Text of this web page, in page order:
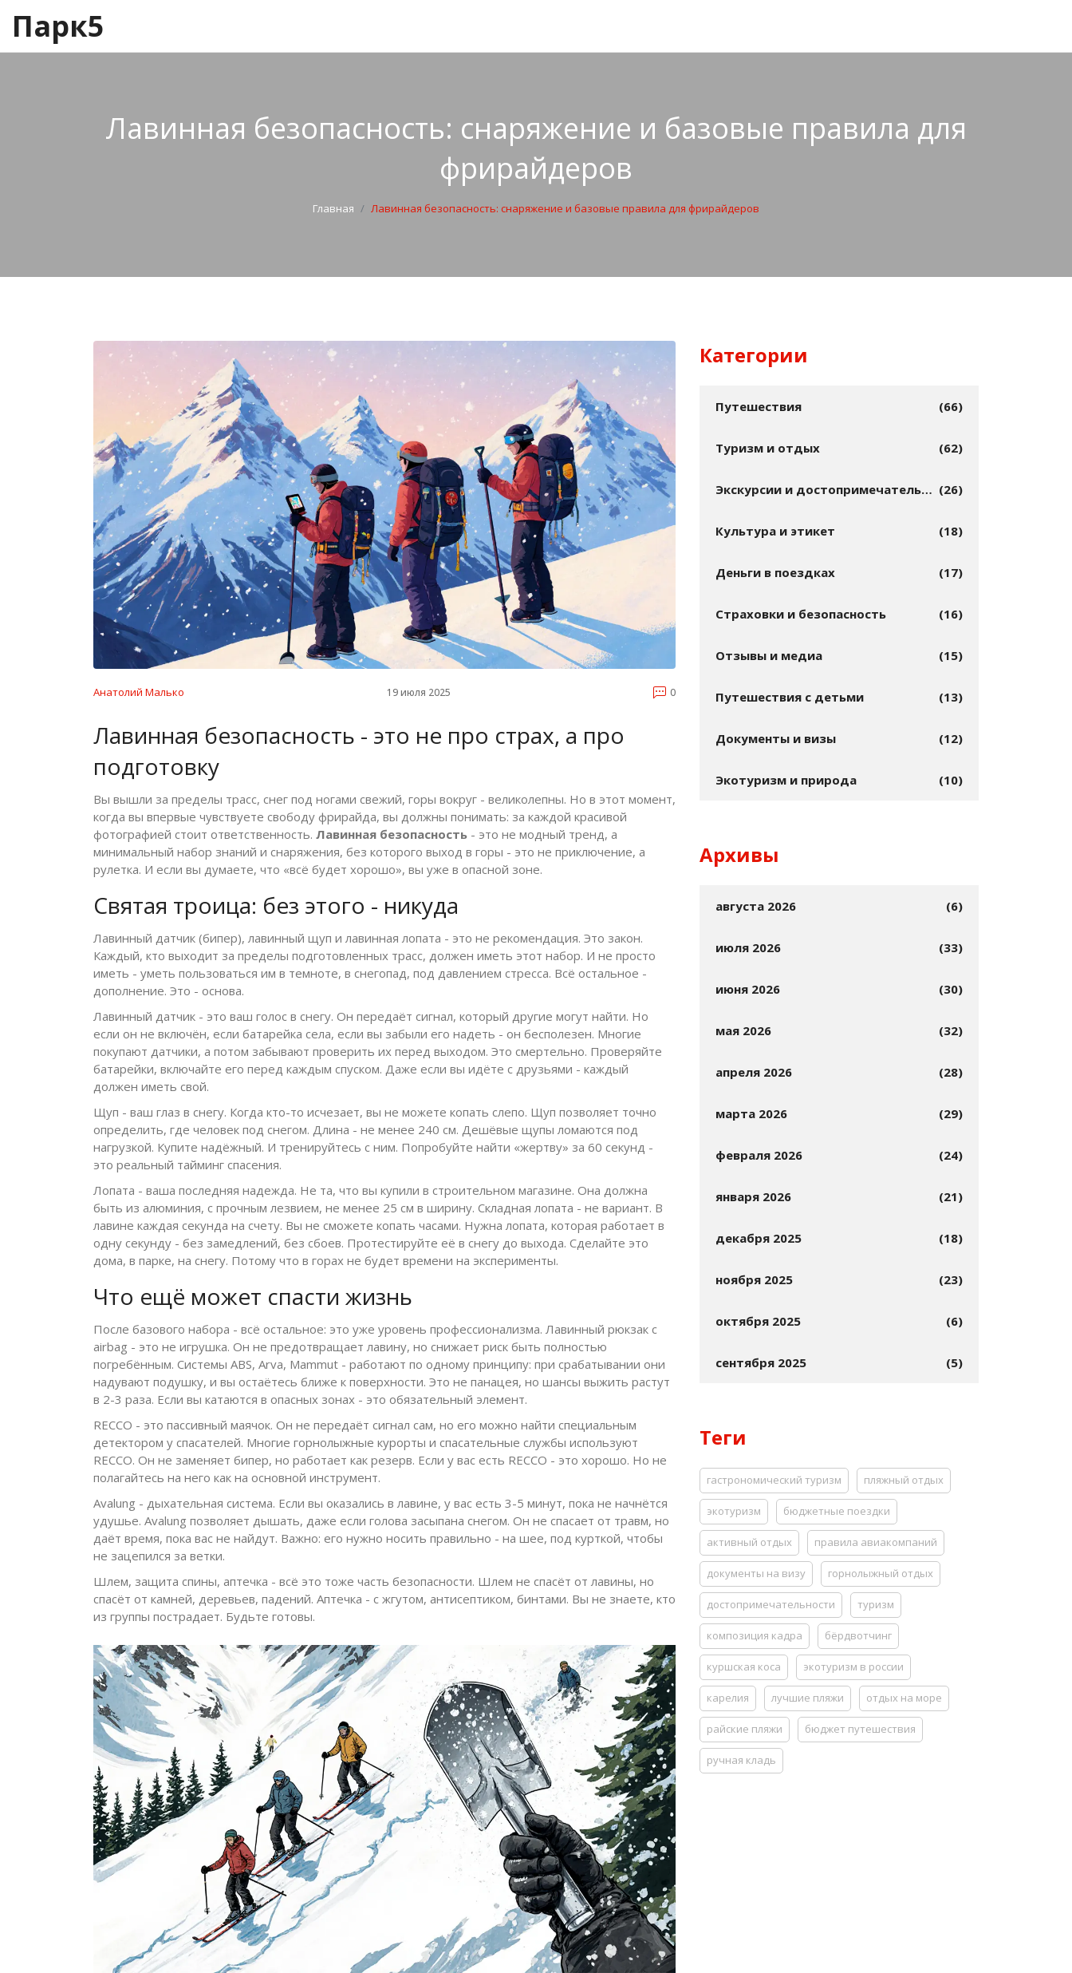
Парк5
Лавинная безопасность: снаряжение и базовые правила для
фрирайдеров
Главная Лавинная безопасность: снаряжение и базовые правила для фрирайдеров
Анатолий Малько 19 июля 2025 0
Лавинная безопасность - это не про страх, а про
подготовку
Вы вышли за пределы трасс, снег под ногами свежий, горы вокруг - великолепны. Но в этот момент,
когда вы впервые чувствуете свободу фрирайда, вы должны понимать: за каждой красивой
фотографией стоит ответственность. Лавинная безопасность - это не модный тренд, а
минимальный набор знаний и снаряжения, без которого выход в горы - это не приключение, а
рулетка. И если вы думаете, что «всё будет хорошо», вы уже в опасной зоне.
Святая троица: без этого - никуда
Лавинный датчик (бипер), лавинный щуп и лавинная лопата - это не рекомендация. Это закон.
Каждый, кто выходит за пределы подготовленных трасс, должен иметь этот набор. И не просто
иметь - уметь пользоваться им в темноте, в снегопад, под давлением стресса. Всё остальное -
дополнение. Это - основа.
Лавинный датчик - это ваш голос в снегу. Он передаёт сигнал, который другие могут найти. Но
если он не включён, если батарейка села, если вы забыли его надеть - он бесполезен. Многие
покупают датчики, а потом забывают проверить их перед выходом. Это смертельно. Проверяйте
батарейки, включайте его перед каждым спуском. Даже если вы идёте с друзьями - каждый
должен иметь свой.
Щуп - ваш глаз в снегу. Когда кто-то исчезает, вы не можете копать слепо. Щуп позволяет точно
определить, где человек под снегом. Длина - не менее 240 см. Дешёвые щупы ломаются под
нагрузкой. Купите надёжный. И тренируйтесь с ним. Попробуйте найти «жертву» за 60 секунд -
это реальный тайминг спасения.
Лопата - ваша последняя надежда. Не та, что вы купили в строительном магазине. Она должна
быть из алюминия, с прочным лезвием, не менее 25 см в ширину. Складная лопата - не вариант. В
лавине каждая секунда на счету. Вы не сможете копать часами. Нужна лопата, которая работает в
одну секунду - без замедлений, без сбоев. Протестируйте её в снегу до выхода. Сделайте это
дома, в парке, на снегу. Потому что в горах не будет времени на эксперименты.
Что ещё может спасти жизнь
После базового набора - всё остальное: это уже уровень профессионализма. Лавинный рюкзак с
airbag - это не игрушка. Он не предотвращает лавину, но снижает риск быть полностью
погребённым. Системы ABS, Arva, Mammut - работают по одному принципу: при срабатывании они
надувают подушку, и вы остаётесь ближе к поверхности. Это не панацея, но шансы выжить растут
в 2-3 раза. Если вы катаются в опасных зонах - это обязательный элемент.
RECCO - это пассивный маячок. Он не передаёт сигнал сам, но его можно найти специальным
детектором у спасателей. Многие горнолыжные курорты и спасательные службы используют
RECCO. Он не заменяет бипер, но работает как резерв. Если у вас есть RECCO - это хорошо. Но не
полагайтесь на него как на основной инструмент.
Avalung - дыхательная система. Если вы оказались в лавине, у вас есть 3-5 минут, пока не начнётся
удушье. Avalung позволяет дышать, даже если голова засыпана снегом. Он не спасает от травм, но
даёт время, пока вас не найдут. Важно: его нужно носить правильно - на шее, под курткой, чтобы
не зацепился за ветки.
Шлем, защита спины, аптечка - всё это тоже часть безопасности. Шлем не спасёт от лавины, но
спасёт от камней, деревьев, падений. Аптечка - с жгутом, антисептиком, бинтами. Вы не знаете, кто
из группы пострадает. Будьте готовы.
Категории
Путешествия (66)
Туризм и отдых (62)
Экскурсии и достопримечательности (26)
Культура и этикет (18)
Деньги в поездках (17)
Страховки и безопасность (16)
Отзывы и медиа (15)
Путешествия с детьми (13)
Документы и визы (12)
Экотуризм и природа (10)
Архивы
августа 2026 (6)
июля 2026 (33)
июня 2026 (30)
мая 2026 (32)
апреля 2026 (28)
марта 2026 (29)
февраля 2026 (24)
января 2026 (21)
декабря 2025 (18)
ноября 2025 (23)
октября 2025 (6)
сентября 2025 (5)
Теги
гастрономический туризм пляжный отдых
экотуризм бюджетные поездки
активный отдых правила авиакомпаний
документы на визу горнолыжный отдых
достопримечательности туризм
композиция кадра бёрдвотчинг
куршская коса экотуризм в россии
карелия лучшие пляжи отдых на море
райские пляжи бюджет путешествия
ручная кладь